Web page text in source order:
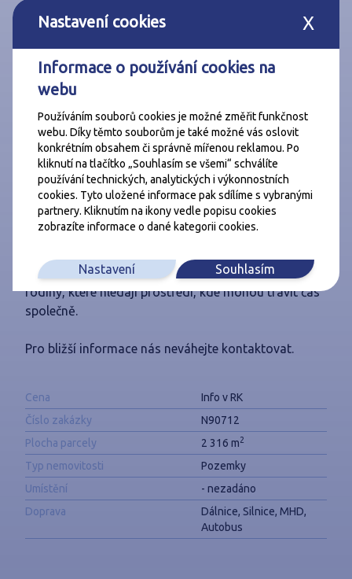
Nastavení cookies X
Informace o používání cookies na
webu
Používáním souborů cookies je možné změřit funkčnost
webu. Díky těmto souborům je také možné vás oslovit
konkrétním obsahem či správně mířenou reklamou. Po
kliknutí na tlačítko „Souhlasím se všemi“ schválíte
používání technických, analytických i výkonnostních
cookies. Tyto uložené informace pak sdílíme s vybranými
partnery. Kliknutím na ikony vedle popisu cookies
zobrazíte informace o dané kategorii cookies.
Nastavení Souhlasím
metra D – Depo Písnice.
Cholupice jsou menší, klidná městská část Prahy,
která si i přes blízkost centra zachovává vesnický ráz
můžete po práci vyrazit na procházku se psem, o
víkendu vzít děti na nenáročný výlet do okolních lesů
nebo sednout na kolo a projet se po cyklostezkách
směřujících podél Vltavy.
Okolí nabízí ideální kombinaci klidu a možností
aktivního odpočinku – od krátkých vycházek až po
skvělou volbou nejen pro milovníky přírody, ale i pro
rodiny, které hledají prostředí, kde mohou trávit čas
společně.
Pro bližší informace nás neváhejte kontaktovat.
Cena
Info v RK
Číslo zakázky
N90712
Plocha parcely
2 316 m2
Typ nemovitosti
Pozemky
Umístění
- nezadáno
Doprava
Dálnice, Silnice, MHD,
Autobus